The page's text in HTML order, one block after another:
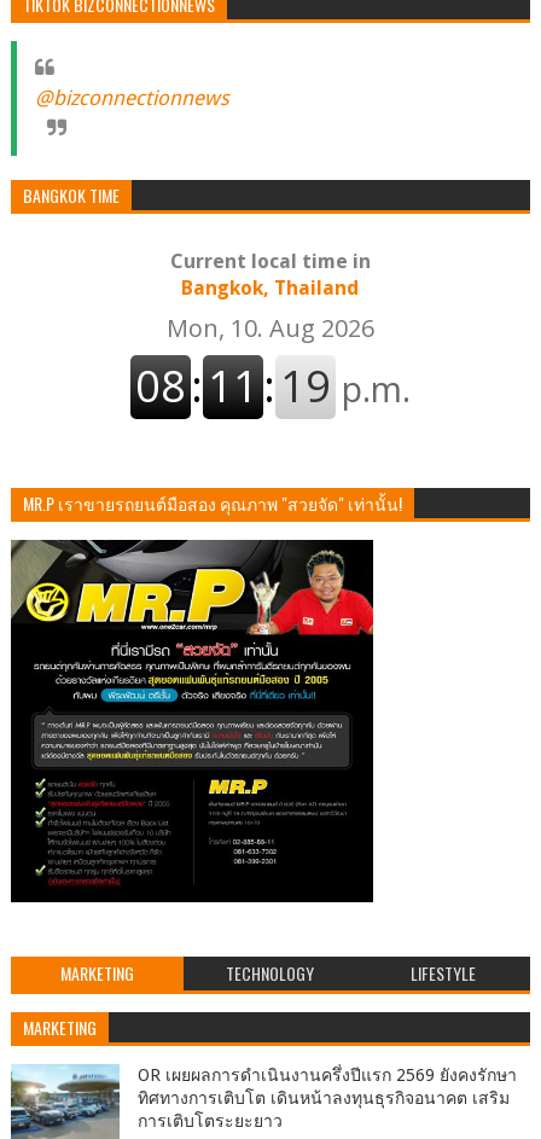
@bizconnectionnews
BANGKOK TIME
Current local time in
Bangkok, Thailand
MR.P เราขายรถยนต์มือสอง คุณภาพ "สวยจัด" เท่านั้น!
MARKETING TECHNOLOGY LIFESTYLE
MARKETING
OR เผยผลการดำเนินงานครึ่งปีแรก 2569 ยังคงรักษา
ทิศทางการเติบโต เดินหน้าลงทุนธุรกิจอนาคต เสริม
การเติบโตระยะยาว